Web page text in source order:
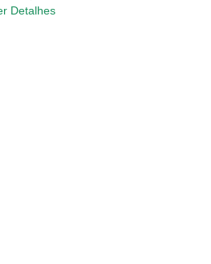
Detalhes